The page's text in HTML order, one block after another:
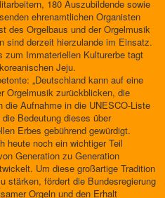
180 Auszubildende sowie
ehrenamtlichen Organisten
des Orgelbaus und der Orgelmusik
sind derzeit hierzulande im Einsatz.
Immateriellen Kulturerbe tagt
Jeju.
„Deutschland kann auf eine
Orgelmusik zurückblicken, die
Aufnahme in die UNESCO-Liste
Bedeutung dieses über
Erbes gebührend gewürdigt.
heute noch ein wichtiger Teil
Generation zu Generation
Um diese großartige Tradition
stärken, fördert die Bundesregierung
Orgeln und den Erhalt